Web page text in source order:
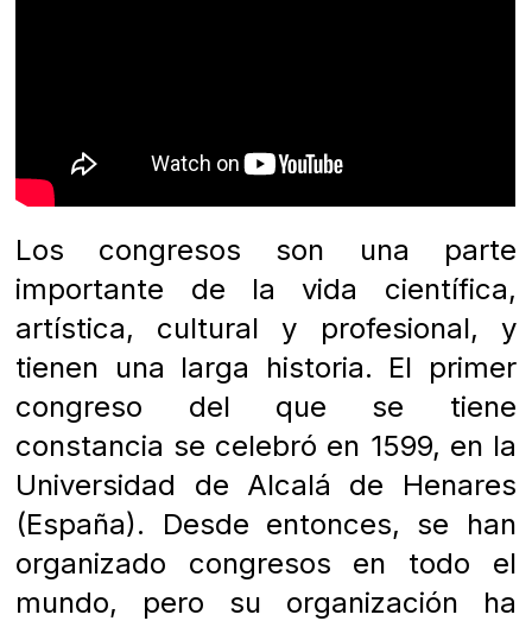
Los congresos son una parte
importante de la vida científica,
artística, cultural y profesional, y
tienen una larga historia. El primer
congreso del que se tiene
constancia se celebró en 1599, en la
Universidad de Alcalá de Henares
(España). Desde entonces, se han
organizado congresos en todo el
mundo, pero su organización ha